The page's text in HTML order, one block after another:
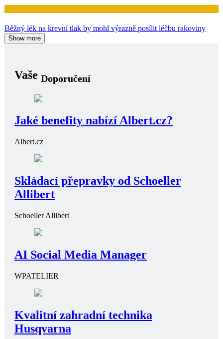
Běžný lék na krevní tlak by mohl výrazně posílit léčbu rakoviny
Show more
Vaše Doporučení
Jaké benefity nabízí Albert.cz?
Albert.cz
Skládací přepravky od Schoeller
Allibert
Schoeller Allibert
AI Social Media Manager
WPATELIER
Kvalitní zahradní technika
Husqvarna